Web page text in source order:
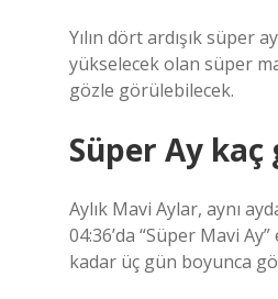
Yılın dört ardışık süper
yükselecek olan süper
gözle görülebilecek.
Süper Ay
Aylık Mavi Aylar, aynı
04:36’da “Süper Mavi
kadar üç gün boyunca